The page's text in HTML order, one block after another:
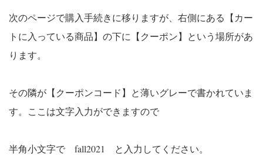
次のページで購入手続きに移りますが、右側にある【カー
トに入っている商品】の下に【クーポン】という場所があ
ります。
その隣が【クーポンコード】と薄いグレーで書かれていま
す。ここは文字入力ができますので
半角小文字で fall2021 と入力してください。